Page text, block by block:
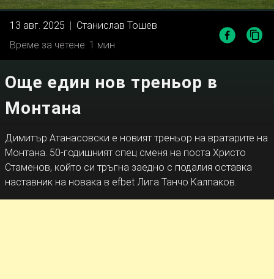
13 авг. 2025 | Станислав Тошев
Време за четене: 1 мин
Още един нов треньор в
Монтана
Димитър Атанасовски е новият треньор на вратарите на
Монтана. 50-годишният спец сменя на поста Христо
Стаменов, който си тръгна заедно с подалия оставка
наставник на новака в efbet Лига Танчо Калпаков.